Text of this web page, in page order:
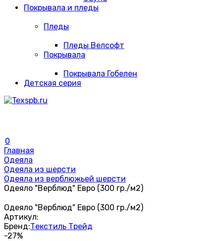
Покрывала и пледы
Пледы
Пледы Велсофт
Покрывала
Покрывала Гобелен
Детская серия
0
Главная
Одеяла
Одеяла из шерсти
Одеяла из верблюжьей шерсти
Одеяло "Верблюд" Евро (300 гр./м2)
Одеяло "Верблюд" Евро (300 гр./м2)
Артикул:
Бренд:Текстиль Трейд
-27%